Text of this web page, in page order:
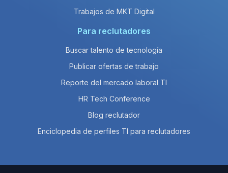
Trabajos de MKT Digital
Para reclutadores
Buscar talento de tecnología
Publicar ofertas de trabajo
Reporte del mercado laboral TI
HR Tech Conference
Blog reclutador
Enciclopedia de perfiles TI para reclutadores